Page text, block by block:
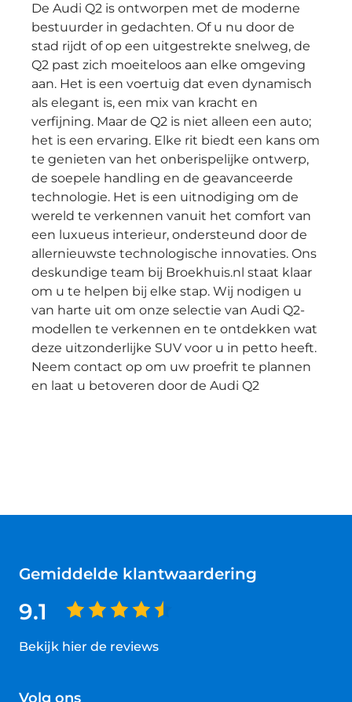
De Audi Q2 is ontworpen met de moderne
bestuurder in gedachten. Of u nu door de
stad rijdt of op een uitgestrekte snelweg, de
Q2 past zich moeiteloos aan elke omgeving
aan. Het is een voertuig dat even dynamisch
als elegant is, een mix van kracht en
verfijning. Maar de Q2 is niet alleen een auto;
het is een ervaring. Elke rit biedt een kans om
te genieten van het onberispelijke ontwerp,
de soepele handling en de geavanceerde
technologie. Het is een uitnodiging om de
wereld te verkennen vanuit het comfort van
een luxueus interieur, ondersteund door de
allernieuwste technologische innovaties. Ons
deskundige team bij Broekhuis.nl staat klaar
om u te helpen bij elke stap. Wij nodigen u
van harte uit om onze selectie van Audi Q2-
modellen te verkennen en te ontdekken wat
deze uitzonderlijke SUV voor u in petto heeft.
Neem contact op om uw proefrit te plannen
en laat u betoveren door de Audi Q2
Gemiddelde klantwaardering
9.1
Bekijk hier de reviews
van
Volg ons